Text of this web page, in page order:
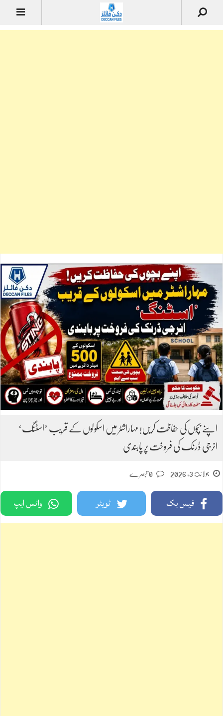
اپنے بچوں کی حفاظت کریں! مہاراشٹر میں اسکولوں کے قریب ’اسٹنگ‘
انرجی ڈرنک کی فروخت پر پابندی
جولائ 3, 2026
فیس بک ٹویٹر واٹس ایپ